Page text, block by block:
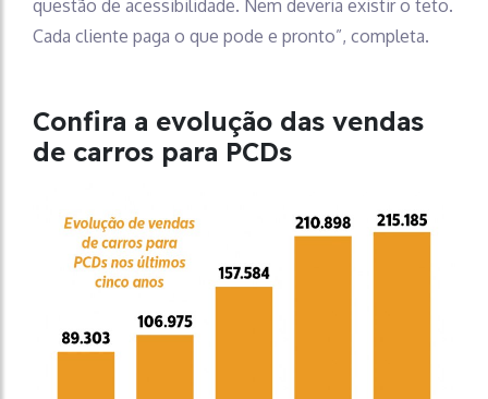
questão de acessibilidade. Nem deveria existir o teto.
Cada cliente paga o que pode e pronto”, completa.
Confira a evolução das vendas
de carros para PCDs